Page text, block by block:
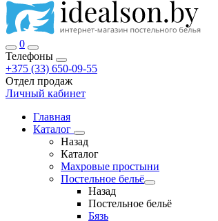
0
Телефоны
+375 (33) 650-09-55
Отдел продаж
Личный кабинет
Главная
Каталог
Назад
Каталог
Махровые простыни
Постельное бельё
Назад
Постельное бельё
Бязь